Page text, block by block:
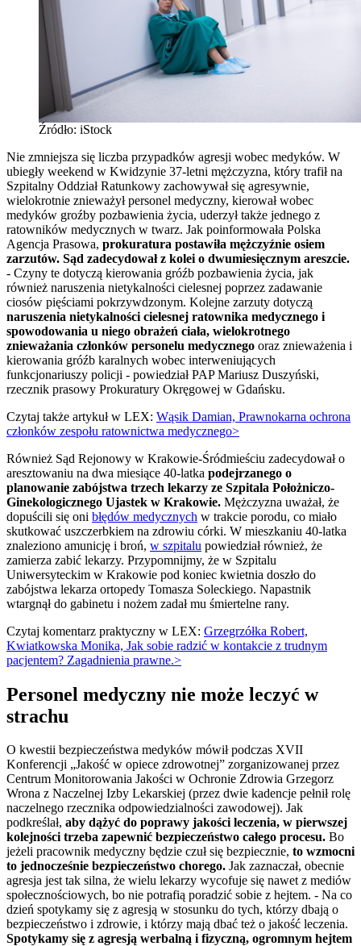
Źródło: iStock
Nie zmniejsza się liczba przypadków agresji wobec medyków. W
ubiegły weekend w Kwidzynie 37-letni mężczyzna, który trafił na
Szpitalny Oddział Ratunkowy zachowywał się agresywnie,
wielokrotnie znieważył personel medyczny, kierował wobec
medyków groźby pozbawienia życia, uderzył także jednego z
ratowników medycznych w twarz. Jak poinformowała Polska
Agencja Prasowa, prokuratura postawiła mężczyźnie osiem
zarzutów. Sąd zadecydował z kolei o dwumiesięcznym areszcie.
- Czyny te dotyczą kierowania gróźb pozbawienia życia, jak
również naruszenia nietykalności cielesnej poprzez zadawanie
ciosów pięściami pokrzywdzonym. Kolejne zarzuty dotyczą
naruszenia nietykalności cielesnej ratownika medycznego i
spowodowania u niego obrażeń ciała, wielokrotnego
znieważania członków personelu medycznego oraz znieważenia i
kierowania gróźb karalnych wobec interweniujących
funkcjonariuszy policji - powiedział PAP Mariusz Duszyński,
rzecznik prasowy Prokuratury Okręgowej w Gdańsku.
Czytaj także artykuł w LEX: Wąsik Damian, Prawnokarna ochrona
członków zespołu ratownictwa medycznego>
Również Sąd Rejonowy w Krakowie-Śródmieściu zadecydował o
aresztowaniu na dwa miesiące 40-latka podejrzanego o
planowanie zabójstwa trzech lekarzy ze Szpitala Położniczo-
Ginekologicznego Ujastek w Krakowie. Mężczyzna uważał, że
dopuścili się oni błędów medycznych w trakcie porodu, co miało
skutkować uszczerbkiem na zdrowiu córki. W mieszkaniu 40-latka
znaleziono amunicję i broń, w szpitalu powiedział również, że
zamierza zabić lekarzy. Przypomnijmy, że w Szpitalu
Uniwersyteckim w Krakowie pod koniec kwietnia doszło do
zabójstwa lekarza ortopedy Tomasza Soleckiego. Napastnik
wtargnął do gabinetu i nożem zadał mu śmiertelne rany.
Czytaj komentarz praktyczny w LEX: Grzegrzółka Robert,
Kwiatkowska Monika, Jak sobie radzić w kontakcie z trudnym
pacjentem? Zagadnienia prawne.>
Personel medyczny nie może leczyć w
strachu
O kwestii bezpieczeństwa medyków mówił podczas XVII
Konferencji „Jakość w opiece zdrowotnej” zorganizowanej przez
Centrum Monitorowania Jakości w Ochronie Zdrowia Grzegorz
Wrona z Naczelnej Izby Lekarskiej (przez dwie kadencje pełnił rolę
naczelnego rzecznika odpowiedzialności zawodowej). Jak
podkreślał, aby dążyć do poprawy jakości leczenia, w pierwszej
kolejności trzeba zapewnić bezpieczeństwo całego procesu. Bo
jeżeli pracownik medyczny będzie czuł się bezpiecznie, to wzmocni
to jednocześnie bezpieczeństwo chorego. Jak zaznaczał, obecnie
agresja jest tak silna, że wielu lekarzy wycofuje się nawet z mediów
społecznościowych, bo nie potrafią poradzić sobie z hejtem. - Na co
dzień spotykamy się z agresją w stosunku do tych, którzy dbają o
bezpieczeństwo i zdrowie, i którzy mają dbać też o jakość leczenia.
Spotykamy się z agresją werbalną i fizyczną, ogromnym hejtem